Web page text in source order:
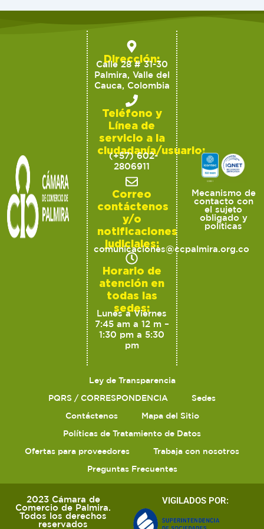
Dirección:
Calle 28 # 31-30
Palmira, Valle del
Cauca, Colombia
Teléfono y
Línea de
servicio a la
ciudadanía/usuario:
(+57) 602-
2806911
Correo
contáctenos
y/o
notificaciones
judiciales:
comunicaciones@ccpalmira.org.co
Horario de
atención en
todas las
sedes:
Lunes a Viernes
7:45 am a 12 m –
1:30 pm a 5:30
pm
Mecanismo de
contacto con
el sujeto
obligado y
políticas
Ley de Transparencia
PQRS / CORRESPONDENCIA
Sedes
Contáctenos
Mapa del Sitio
Políticas de Tratamiento de Datos
Ofertas para proveedores
Trabaja con nosotros
Preguntas Frecuentes
2023 Cámara de
Comercio de Palmira.
Todos los derechos
reservados
VIGILADOS POR: